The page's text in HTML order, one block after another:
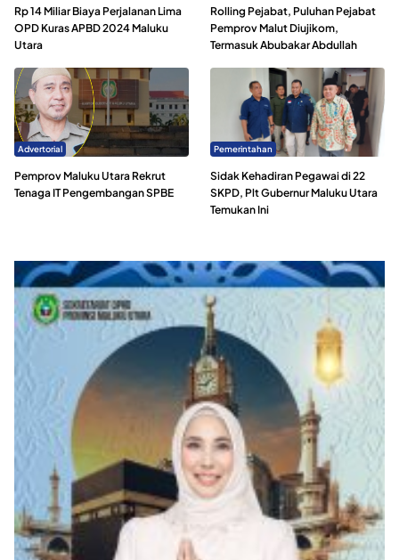
Rp 14 Miliar Biaya Perjalanan Lima
OPD Kuras APBD 2024 Maluku
Utara
Rolling Pejabat, Puluhan Pejabat
Pemprov Malut Diujikom,
Termasuk Abubakar Abdullah
Advertorial
Pemprov Maluku Utara Rekrut
Tenaga IT Pengembangan SPBE
Pemerintahan
Sidak Kehadiran Pegawai di 22
SKPD, Plt Gubernur Maluku Utara
Temukan Ini